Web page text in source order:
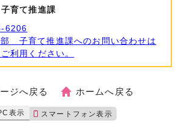
育て推進課
6206
部 子育て推進課へのお問い合わせは
利用ください。
ジへ戻る ホームへ戻る
表示 スマートフォン表示